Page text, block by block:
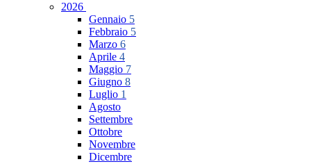
2026
Gennaio 5
Febbraio 5
Marzo 6
Aprile 4
Maggio 7
Giugno 8
Luglio 1
Agosto
Settembre
Ottobre
Novembre
Dicembre